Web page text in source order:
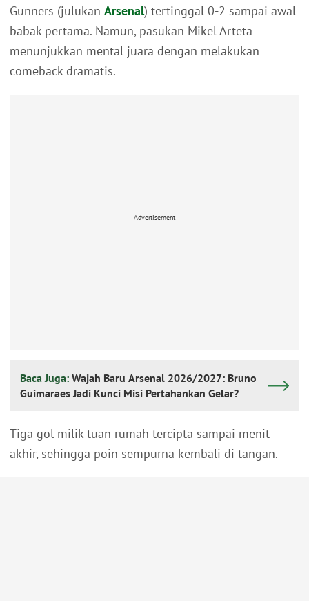
Gunners (julukan Arsenal) tertinggal 0-2 sampai awal
babak pertama. Namun, pasukan Mikel Arteta
menunjukkan mental juara dengan melakukan
comeback dramatis.
Advertisement
Baca Juga: Wajah Baru Arsenal 2026/2027: Bruno
Guimaraes Jadi Kunci Misi Pertahankan Gelar?
Tiga gol milik tuan rumah tercipta sampai menit
akhir, sehingga poin sempurna kembali di tangan.